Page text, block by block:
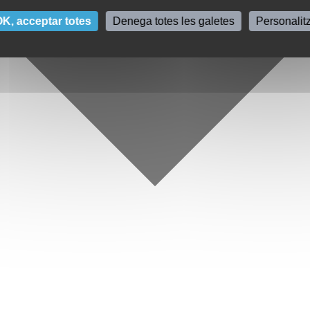
acceptar totes Denega totes les galetes